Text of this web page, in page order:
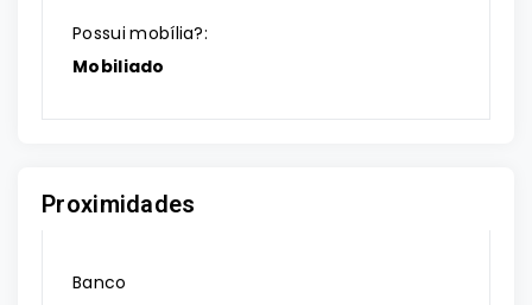
Possui mobília?:
Mobiliado
Proximidades
Banco